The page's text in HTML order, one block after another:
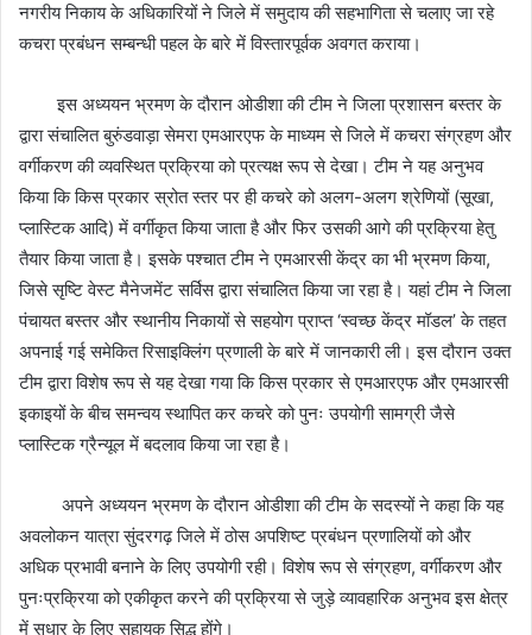
नगरीय निकाय के अधिकारियों ने जिले में समुदाय की सहभागिता से चलाए जा रहे
कचरा प्रबंधन सम्बन्धी पहल के बारे में विस्तारपूर्वक अवगत कराया।
इस अध्ययन भ्रमण के दौरान ओडीशा की टीम ने जिला प्रशासन बस्तर के
द्वारा संचालित बुरुंडवाड़ा सेमरा एमआरएफ के माध्यम से जिले में कचरा संग्रहण और
वर्गीकरण की व्यवस्थित प्रक्रिया को प्रत्यक्ष रूप से देखा। टीम ने यह अनुभव
किया कि किस प्रकार स्रोत स्तर पर ही कचरे को अलग-अलग श्रेणियों (सूखा,
प्लास्टिक आदि) में वर्गीकृत किया जाता है और फिर उसकी आगे की प्रक्रिया हेतु
तैयार किया जाता है। इसके पश्चात टीम ने एमआरसी केंद्र का भी भ्रमण किया,
जिसे सृष्टि वेस्ट मैनेजमेंट सर्विस द्वारा संचालित किया जा रहा है। यहां टीम ने जिला
पंचायत बस्तर और स्थानीय निकायों से सहयोग प्राप्त ‘स्वच्छ केंद्र मॉडल’ के तहत
अपनाई गई समेकित रिसाइक्लिंग प्रणाली के बारे में जानकारी ली। इस दौरान उक्त
टीम द्वारा विशेष रूप से यह देखा गया कि किस प्रकार से एमआरएफ और एमआरसी
इकाइयों के बीच समन्वय स्थापित कर कचरे को पुनः उपयोगी सामग्री जैसे
प्लास्टिक ग्रैन्यूल में बदलाव किया जा रहा है।
अपने अध्ययन भ्रमण के दौरान ओडीशा की टीम के सदस्यों ने कहा कि यह
अवलोकन यात्रा सुंदरगढ़ जिले में ठोस अपशिष्ट प्रबंधन प्रणालियों को और
अधिक प्रभावी बनाने के लिए उपयोगी रही। विशेष रूप से संग्रहण, वर्गीकरण और
पुनःप्रक्रिया को एकीकृत करने की प्रक्रिया से जुड़े व्यावहारिक अनुभव इस क्षेत्र
में सुधार के लिए सहायक सिद्ध होंगे।